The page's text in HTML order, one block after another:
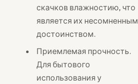
скачков влажностию, что
является их несомненным
достоинством.
Приемлемая прочность.
Для бытового
использования у